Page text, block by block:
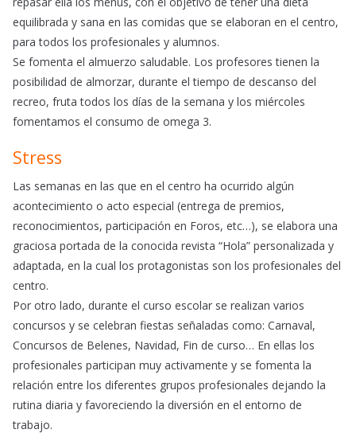
equilibrada y sana en las comidas que se elaboran en el centro,
para todos los profesionales y alumnos.
Se fomenta el almuerzo saludable. Los profesores tienen la
posibilidad de almorzar, durante el tiempo de descanso del
recreo, fruta todos los días de la semana y los miércoles
fomentamos el consumo de omega 3.
Stress
Las semanas en las que en el centro ha ocurrido algún
acontecimiento o acto especial (entrega de premios,
reconocimientos, participación en Foros, etc…), se elabora una
graciosa portada de la conocida revista “Hola” personalizada y
adaptada, en la cual los protagonistas son los profesionales del
centro.
Por otro lado, durante el curso escolar se realizan varios
concursos y se celebran fiestas señaladas como: Carnaval,
Concursos de Belenes, Navidad, Fin de curso… En ellas los
profesionales participan muy activamente y se fomenta la
relación entre los diferentes grupos profesionales dejando la
rutina diaria y favoreciendo la diversión en el entorno de
trabajo.